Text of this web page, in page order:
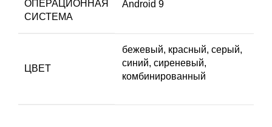
ОПЕРАЦИОННАЯ
СИСТЕМА
Android 9
ЦВЕТ
бежевый, красный, серый,
синий, сиреневый,
комбинированный